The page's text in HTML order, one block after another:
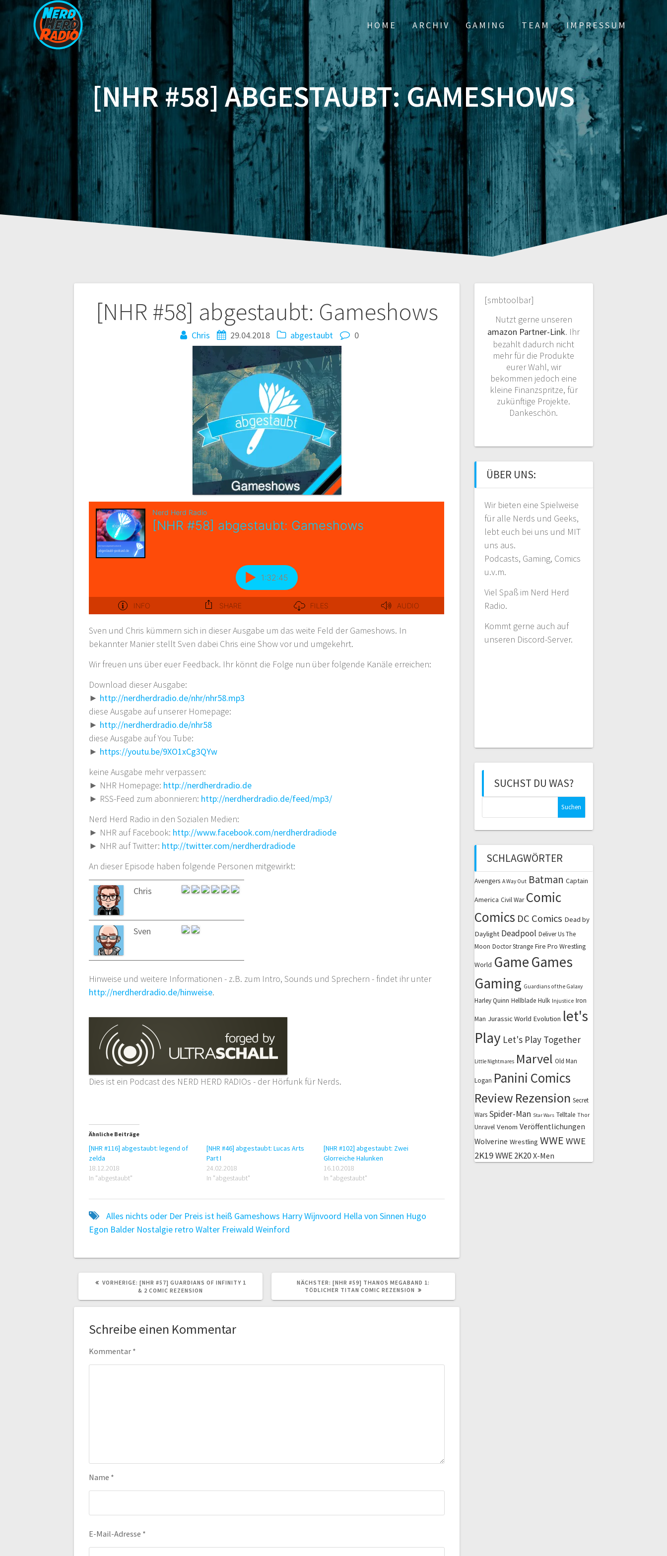
HOME ARCHIV GAMING TEAM IMPRESSUM
[NHR #58] ABGESTAUBT: GAMESHOWS
[NHR #58] abgestaubt: Gameshows
Chris 29.04.2018 abgestaubt 0
Sven und Chris kümmern sich in dieser Ausgabe um das weite Feld der Gameshows. In
bekannter Manier stellt Sven dabei Chris eine Show vor und umgekehrt.
Wir freuen uns über euer Feedback. Ihr könnt die Folge nun über folgende Kanäle erreichen:
Download dieser Ausgabe:
► http://nerdherdradio.de/nhr/nhr58.mp3
diese Ausgabe auf unserer Homepage:
► http://nerdherdradio.de/nhr58
diese Ausgabe auf You Tube:
► https://youtu.be/9XO1xCg3QYw
keine Ausgabe mehr verpassen:
► NHR Homepage: http://nerdherdradio.de
► RSS-Feed zum abonnieren: http://nerdherdradio.de/feed/mp3/
Nerd Herd Radio in den Sozialen Medien:
► NHR auf Facebook: http://www.facebook.com/nerdherdradiode
► NHR auf Twitter: http://twitter.com/nerdherdradiode
An dieser Episode haben folgende Personen mitgewirkt:
Chris
Sven
Hinweise und weitere Informationen - z.B. zum Intro, Sounds und Sprechern - findet ihr unter
http://nerdherdradio.de/hinweise.
Dies ist ein Podcast des NERD HERD RADIOs - der Hörfunk für Nerds.
Ähnliche Beiträge
[NHR #116] abgestaubt: legend of
zelda
18.12.2018
In "abgestaubt"
[NHR #46] abgestaubt: Lucas Arts
Part I
24.02.2018
In "abgestaubt"
[NHR #102] abgestaubt: Zwei
Glorreiche Halunken
16.10.2018
In "abgestaubt"
Alles nichts oder Der Preis ist heiß Gameshows Harry Wijnvoord Hella von Sinnen Hugo
Egon Balder Nostalgie retro Walter Freiwald Weinford
Beitragsnavigation
VORHERIGE: VORHERIGER
BEITRAG:
[NHR #57] GUARDIANS OF INFINITY 1
& 2 COMIC REZENSION
NÄCHSTER: NÄCHSTER
BEITRAG:
[NHR #59] THANOS MEGABAND 1:
TÖDLICHER TITAN COMIC REZENSION
Schreibe einen Kommentar
Kommentar *
Name *
E-Mail-Adresse *
[smbtoolbar]
Nutzt gerne unseren
amazon Partner-Link. Ihr
bezahlt dadurch nicht
mehr für die Produkte
eurer Wahl, wir
bekommen jedoch eine
kleine Finanzspritze, für
zukünftige Projekte.
Dankeschön.
ÜBER UNS:
Wir bieten eine Spielweise
für alle Nerds und Geeks,
lebt euch bei uns und MIT
uns aus.
Podcasts, Gaming, Comics
u.v.m.
Viel Spaß im Nerd Herd
Radio.
Kommt gerne auch auf
unseren Discord-Server.
SUCHST DU WAS?
SCHLAGWÖRTER
Avengers A Way Out Batman Captain
America Civil War Comic
Comics DC Comics Dead by
Daylight Deadpool Deliver Us The
Moon Doctor Strange Fire Pro Wrestling
World GameGames
Gaming Guardians of the Galaxy
Harley Quinn Hellblade Hulk Injustice Iron
Man Jurassic World Evolution let's
Play Let's Play Together
Little Nightmares Marvel Old Man
Logan Panini Comics
Review Rezension Secret
Wars Spider-Man Star Wars Telltale Thor
Unravel Venom Veröffentlichungen
Wolverine Wrestling WWE WWE
2K19WWE 2K20 X-Men